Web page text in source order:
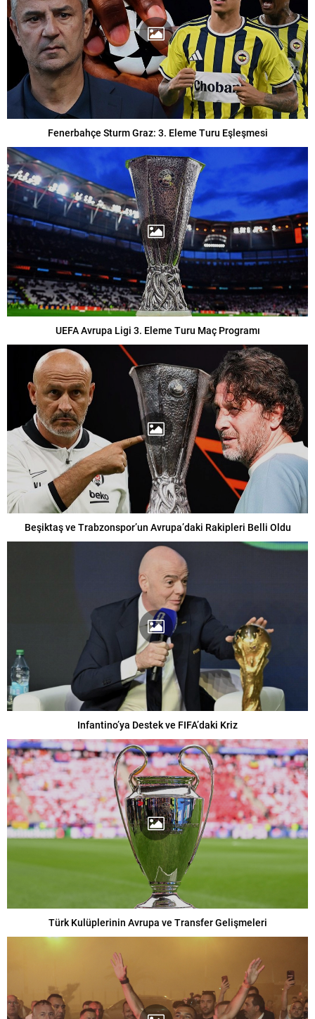
Fenerbahçe Sturm Graz: 3. Eleme Turu Eşleşmesi
UEFA Avrupa Ligi 3. Eleme Turu Maç Programı
Beşiktaş ve Trabzonspor’un Avrupa’daki Rakipleri Belli Oldu
Infantino’ya Destek ve FIFA’daki Kriz
Türk Kulüplerinin Avrupa ve Transfer Gelişmeleri